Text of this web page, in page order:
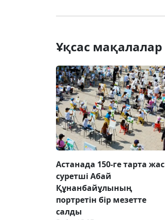
Ұқсас мақалалар
Астанада 150-ге тарта жас
суретші Абай
Құнанбайұлының
портретін бір мезетте
салды